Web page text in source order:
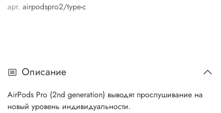
арт. airpodspro2/type-c
Описание
AirPods Pro (2nd generation) выводят прослушивание на
новый уровень индивидуальности.